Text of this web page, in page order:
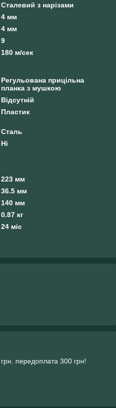
Сталевий з нарізами
4 мм
4 мм
9
180 м/сек
Регульована прицільна
планка з мушкою
Відсутній
Пластик
Сталь
Ні
223 мм
36.5 мм
140 мм
0.87 кг
24 міс
передоплата 300 грн!